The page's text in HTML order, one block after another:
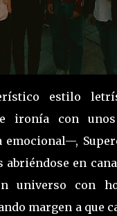
estilo
e ironía con
emocional—,
abriéndose en
universo con
margen a que